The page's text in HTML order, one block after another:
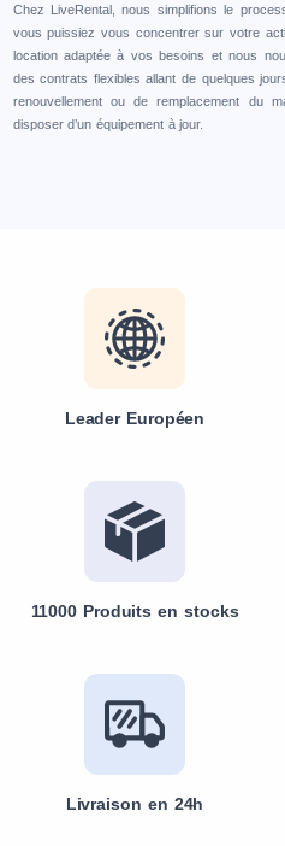
Chez LiveRental, nous simplifions le
vous puissiez vous concentrer sur votre
location adaptée à vos besoins et nous
des contrats flexibles allant de quelques
renouvellement ou de remplacement du
disposer d’un équipement à jour.
Leader Européen
11000 Produits en stocks
Livraison en 24h